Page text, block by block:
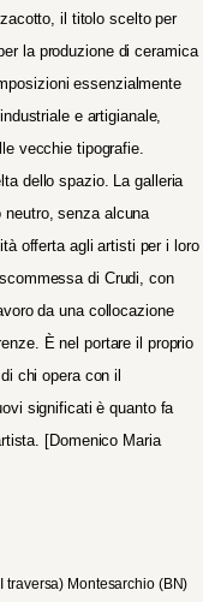
il titolo scelto per
la produzione di ceramica
essenzialmente
e artigianale,
vecchie tipografie.
dello spazio. La galleria
neutro, senza alcuna
offerta agli artisti per i loro
di Crudi, con
da una collocazione
È nel portare il proprio
chi opera con il
significati è quanto fa
[Domenico Maria
traversa) Montesarchio (BN)